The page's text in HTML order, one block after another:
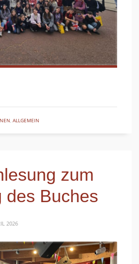
, ALLGEMEIN
zum
des Buches
2026